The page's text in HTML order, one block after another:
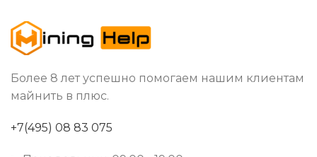
Более 8 лет успешно помогаем нашим клиентам
майнить в плюс.
+7(495) 08 83 075